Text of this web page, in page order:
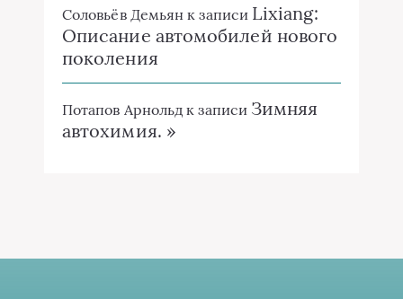
Соловьёв Демьян к записи Lixiang:
Описание автомобилей нового
поколения
Потапов Арнольд к записи Зимняя
автохимия. »